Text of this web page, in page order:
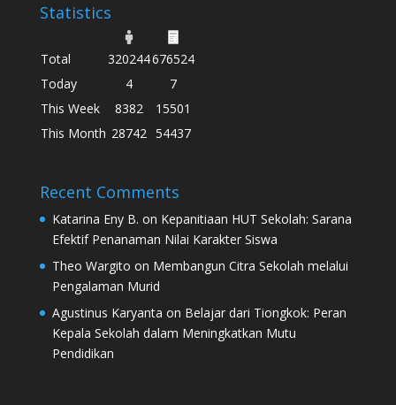
Statistics
Total 320244676524
Today
4
7
This Week
8382
15501
This Month 28742 54437
Recent Comments
Katarina Eny B. on Kepanitiaan HUT Sekolah: Sarana
Efektif Penanaman Nilai Karakter Siswa
Theo Wargito on Membangun Citra Sekolah melalui
Pengalaman Murid
Agustinus Karyanta on Belajar dari Tiongkok: Peran
Kepala Sekolah dalam Meningkatkan Mutu
Pendidikan